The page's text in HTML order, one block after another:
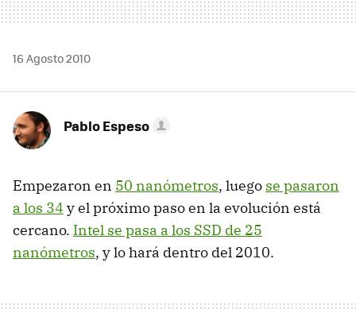
16 Agosto 2010
Pablo Espeso
Empezaron en 50 nanómetros, luego se pasaron
a los 34 y el próximo paso en la evolución está
cercano. Intel se pasa a los SSD de 25
nanómetros, y lo hará dentro del 2010.